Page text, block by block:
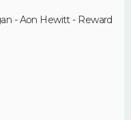
- Aon Hewitt - Reward